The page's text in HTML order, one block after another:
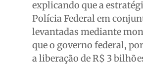
explicando que a
Polícia Federal em
levantadas mediante
que o governo federal,
a liberação de R$ 3